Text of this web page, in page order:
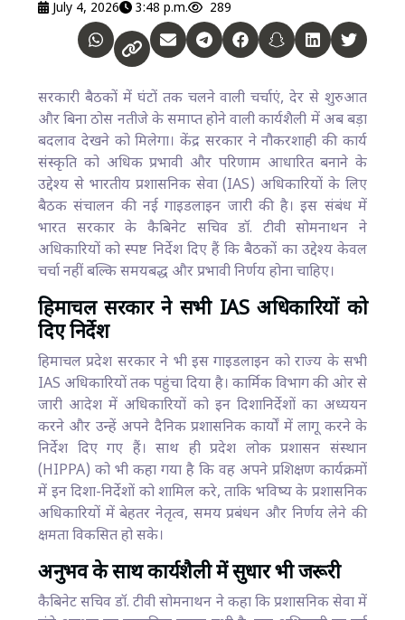
July 4, 2026 3:48 p.m. 289
सरकारी बैठकों में घंटों तक चलने वाली चर्चाएं, देर से शुरुआत
और बिना ठोस नतीजे के समाप्त होने वाली कार्यशैली में अब बड़ा
बदलाव देखने को मिलेगा। केंद्र सरकार ने नौकरशाही की कार्य
संस्कृति को अधिक प्रभावी और परिणाम आधारित बनाने के
उद्देश्य से भारतीय प्रशासनिक सेवा (IAS) अधिकारियों के लिए
बैठक संचालन की नई गाइडलाइन जारी की है। इस संबंध में
भारत सरकार के कैबिनेट सचिव डॉ. टीवी सोमनाथन ने
अधिकारियों को स्पष्ट निर्देश दिए हैं कि बैठकों का उद्देश्य केवल
चर्चा नहीं बल्कि समयबद्ध और प्रभावी निर्णय होना चाहिए।
हिमाचल सरकार ने सभी IAS अधिकारियों को
दिए निर्देश
हिमाचल प्रदेश सरकार ने भी इस गाइडलाइन को राज्य के सभी
IAS अधिकारियों तक पहुंचा दिया है। कार्मिक विभाग की ओर से
जारी आदेश में अधिकारियों को इन दिशानिर्देशों का अध्ययन
करने और उन्हें अपने दैनिक प्रशासनिक कार्यों में लागू करने के
निर्देश दिए गए हैं। साथ ही प्रदेश लोक प्रशासन संस्थान
(HIPPA) को भी कहा गया है कि वह अपने प्रशिक्षण कार्यक्रमों
में इन दिशा-निर्देशों को शामिल करे, ताकि भविष्य के प्रशासनिक
अधिकारियों में बेहतर नेतृत्व, समय प्रबंधन और निर्णय लेने की
क्षमता विकसित हो सके।
अनुभव के साथ कार्यशैली में सुधार भी जरूरी
कैबिनेट सचिव डॉ. टीवी सोमनाथन ने कहा कि प्रशासनिक सेवा में